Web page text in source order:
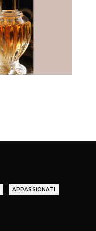
APPASSIONATI